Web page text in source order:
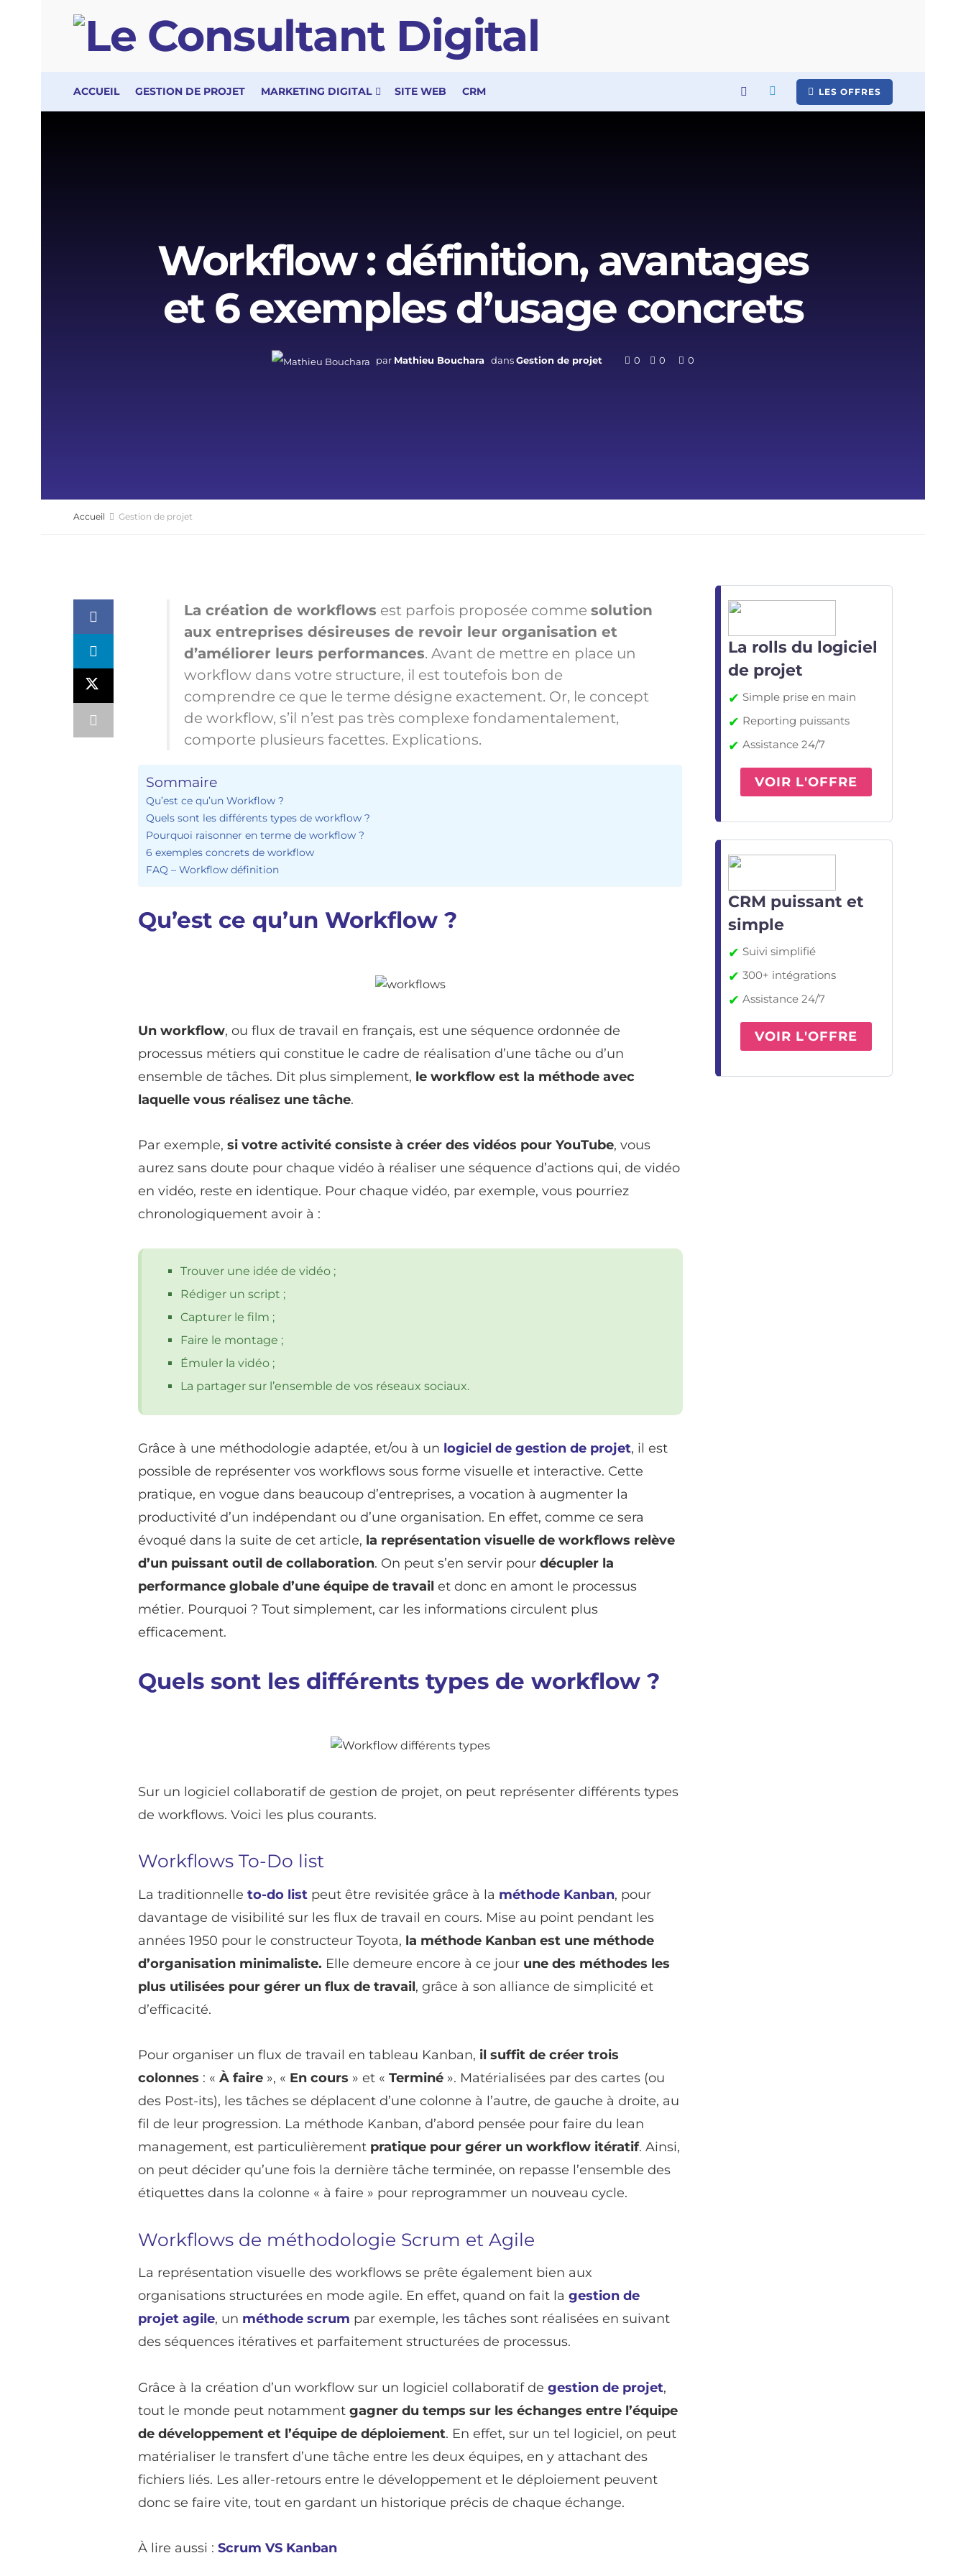
ACCUEIL GESTION DE PROJET MARKETING DIGITAL SITE WEB CRM LES OFFRES
Workflow : définition, avantages
et 6 exemples d’usage concrets
par Mathieu Bouchara dansGestion de projet 0 0 0
Accueil Gestion de projet
La création de workflows est parfois proposée comme solution
aux entreprises désireuses de revoir leur organisation et
d’améliorer leurs performances. Avant de mettre en place un
workflow dans votre structure, il est toutefois bon de
comprendre ce que le terme désigne exactement. Or, le concept
de workflow, s’il n’est pas très complexe fondamentalement,
comporte plusieurs facettes. Explications.
Sommaire
Qu’est ce qu’un Workflow ?
Quels sont les différents types de workflow ?
Pourquoi raisonner en terme de workflow ?
6 exemples concrets de workflow
FAQ – Workflow définition
Qu’est ce qu’un Workflow ?
Un workflow, ou flux de travail en français, est une séquence ordonnée de
processus métiers qui constitue le cadre de réalisation d’une tâche ou d’un
ensemble de tâches. Dit plus simplement, le workflow est la méthode avec
laquelle vous réalisez une tâche.
Par exemple, si votre activité consiste à créer des vidéos pour YouTube, vous
aurez sans doute pour chaque vidéo à réaliser une séquence d’actions qui, de vidéo
en vidéo, reste en identique. Pour chaque vidéo, par exemple, vous pourriez
chronologiquement avoir à :
Trouver une idée de vidéo ;
Rédiger un script ;
Capturer le film ;
Faire le montage ;
Émuler la vidéo ;
La partager sur l’ensemble de vos réseaux sociaux.
Grâce à une méthodologie adaptée, et/ou à un logiciel de gestion de projet, il est
possible de représenter vos workflows sous forme visuelle et interactive. Cette
pratique, en vogue dans beaucoup d’entreprises, a vocation à augmenter la
productivité d’un indépendant ou d’une organisation. En effet, comme ce sera
évoqué dans la suite de cet article, la représentation visuelle de workflows relève
d’un puissant outil de collaboration. On peut s’en servir pour décupler la
performance globale d’une équipe de travail et donc en amont le processus
métier. Pourquoi ? Tout simplement, car les informations circulent plus
efficacement.
Quels sont les différents types de workflow ?
Sur un logiciel collaboratif de gestion de projet, on peut représenter différents types
de workflows. Voici les plus courants.
Workflows To-Do list
La traditionnelle to-do list peut être revisitée grâce à la méthode Kanban, pour
davantage de visibilité sur les flux de travail en cours. Mise au point pendant les
années 1950 pour le constructeur Toyota, la méthode Kanban est une méthode
d’organisation minimaliste. Elle demeure encore à ce jour une des méthodes les
plus utilisées pour gérer un flux de travail, grâce à son alliance de simplicité et
d’efficacité.
Pour organiser un flux de travail en tableau Kanban, il suffit de créer trois
colonnes : « À faire », « En cours » et « Terminé ». Matérialisées par des cartes (ou
des Post-its), les tâches se déplacent d’une colonne à l’autre, de gauche à droite, au
fil de leur progression. La méthode Kanban, d’abord pensée pour faire du lean
management, est particulièrement pratique pour gérer un workflow itératif. Ainsi,
on peut décider qu’une fois la dernière tâche terminée, on repasse l’ensemble des
étiquettes dans la colonne « à faire » pour reprogrammer un nouveau cycle.
Workflows de méthodologie Scrum et Agile
La représentation visuelle des workflows se prête également bien aux
organisations structurées en mode agile. En effet, quand on fait la gestion de
projet agile, un méthode scrum par exemple, les tâches sont réalisées en suivant
des séquences itératives et parfaitement structurées de processus.
Grâce à la création d’un workflow sur un logiciel collaboratif de gestion de projet,
tout le monde peut notamment gagner du temps sur les échanges entre l’équipe
de développement et l’équipe de déploiement. En effet, sur un tel logiciel, on peut
matérialiser le transfert d’une tâche entre les deux équipes, en y attachant des
fichiers liés. Les aller-retours entre le développement et le déploiement peuvent
donc se faire vite, tout en gardant un historique précis de chaque échange.
À lire aussi : Scrum VS Kanban
La rolls du logiciel
de projet
✔ Simple prise en main
✔ Reporting puissants
✔ Assistance 24/7
VOIR L'OFFRE
CRM puissant et
simple
✔ Suivi simplifié
✔ 300+ intégrations
✔ Assistance 24/7
VOIR L'OFFRE